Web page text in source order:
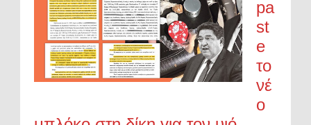
pa
st
e
το
νέ
ο